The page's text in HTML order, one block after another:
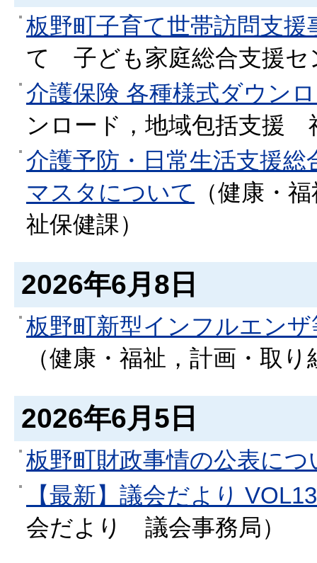
板野町子育て世帯訪問支
て
子ども家庭総合支援セ
介護保険 各種様式ダウン
ンロード，地域包括支援
介護予防・日常生活支援
マスタについて
（健康・
祉保健課）
2026年6月8日
板野町新型インフルエン
（健康・福祉，計画・取り
2026年6月5日
板野町財政事情の公表につ
【最新】議会だより VOL13
会だより
議会事務局）